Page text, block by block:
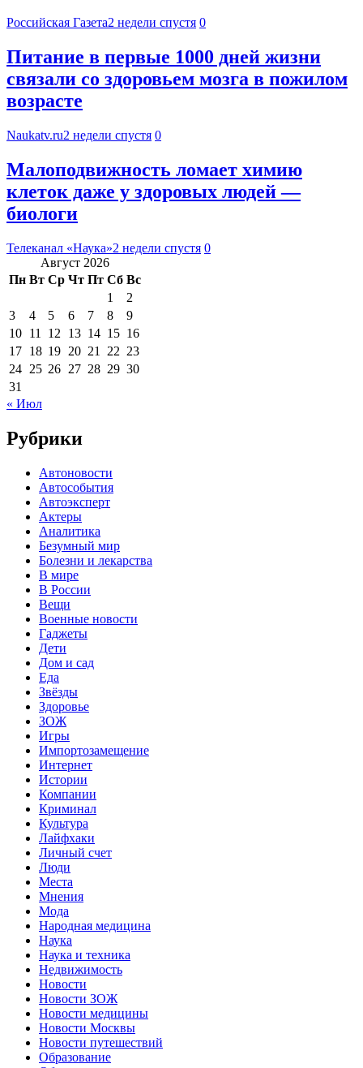
Российская Газета2 недели спустя 0
Питание в первые 1000 дней жизни
связали со здоровьем мозга в пожилом
возрасте
Naukatv.ru2 недели спустя 0
Малоподвижность ломает химию
клеток даже у здоровых людей —
биологи
Телеканал «Наука»2 недели спустя 0
Август 2026
Пн Вт Ср Чт Пт Сб Вс
1
2
3
4 5 6 7 8
9
10 11 12 13 14 15 16
17 18 19 20 21 22 23
24 25 26 27 28 29 30
31
« Июл
Рубрики
Автоновости
Автособытия
Автоэксперт
Актеры
Аналитика
Безумный мир
Болезни и лекарства
В мире
В России
Вещи
Военные новости
Гаджеты
Дети
Дом и сад
Еда
Звёзды
Здоровье
ЗОЖ
Игры
Импортозамещение
Интернет
Истории
Компании
Криминал
Культура
Лайфхаки
Личный счет
Люди
Места
Мнения
Мода
Народная медицина
Наука
Наука и техника
Недвижимость
Новости
Новости ЗОЖ
Новости медицины
Новости Москвы
Новости путешествий
Образование